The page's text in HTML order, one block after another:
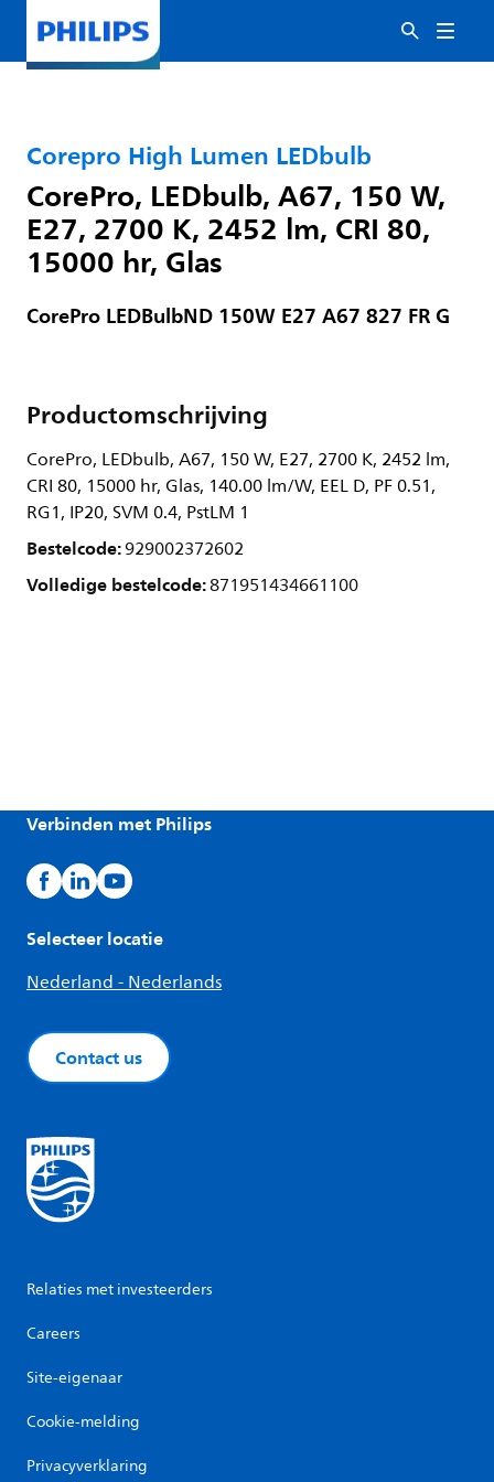
Corepro High Lumen LEDbulb
CorePro, LEDbulb, A67, 150 W,
E27, 2700 K, 2452 lm, CRI 80,
15000 hr, Glas
CorePro LEDBulbND 150W E27 A67 827 FR G
Productomschrijving
CorePro, LEDbulb, A67, 150 W, E27, 2700 K, 2452 lm,
CRI 80, 15000 hr, Glas, 140.00 lm/W, EEL D, PF 0.51,
RG1, IP20, SVM 0.4, PstLM 1
Bestelcode:929002372602
Volledige bestelcode:871951434661100
Verbinden met Philips
Selecteer locatie
Nederland - Nederlands
Contact us
Relaties met investeerders
Careers
Site-eigenaar
Cookie-melding
Privacyverklaring